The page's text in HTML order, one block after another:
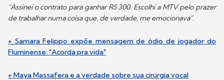
"Assinei o contrato para ganhar R$ 300. Escolhi a MTV pelo prazer
de trabalhar numa coisa que, de verdade, me emocionava".
+ Samara Felippo expõe mensagem de ódio de jogador do
Fluminense: "Acorda pra vida"
+ Maya Massafera e a verdade sobre sua cirurgia vocal